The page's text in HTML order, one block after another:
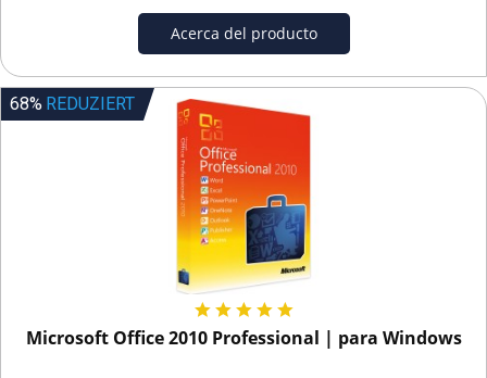
Acerca del producto
68% REDUZIERT
Microsoft Office 2010 Professional | para Windows